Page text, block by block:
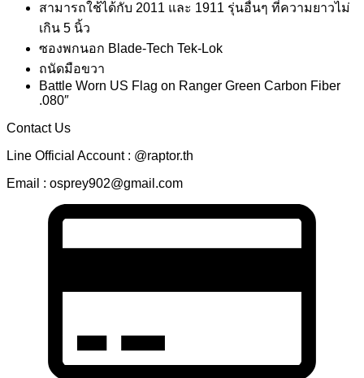
สามารถใช้ได้กับ 2011 และ 1911 รุ่นอื่นๆ ที่ความยาวไม่
เกิน 5 นิ้ว
ซองพกนอก Blade-Tech Tek-Lok
ถนัดมือขวา
Battle Worn US Flag on Ranger Green Carbon Fiber
.080″
Contact Us
Line Official Account : @raptor.th
Email : osprey902@gmail.com